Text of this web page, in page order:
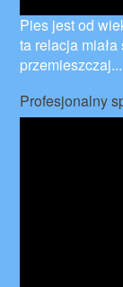
Pies jest od
ta relacja
przemieszczaj...
Profesjonalny